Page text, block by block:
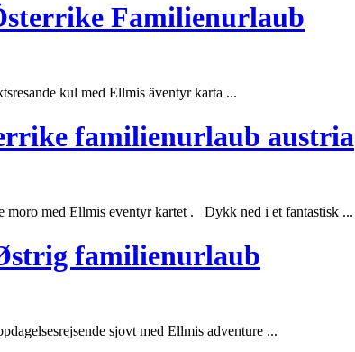
Familienurlaub
kul med Ellmis äventyr karta ...
familienurlaub austria
moro med Ellmis eventyr kartet . Dykk ned i et fantastisk ...
familienurlaub
sjovt med Ellmis adventure ...